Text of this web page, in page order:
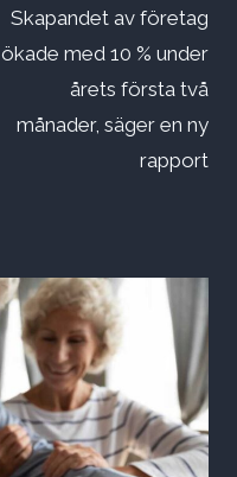
Skapandet av företag
ökade med 10 % under
årets första två
månader, säger en ny
rapport